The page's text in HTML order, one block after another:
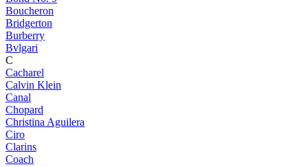
Boucheron
Bridgerton
Burberry
Bvlgari
C
Cacharel
Calvin Klein
Canal
Chopard
Christina Aguilera
Ciro
Clarins
Coach